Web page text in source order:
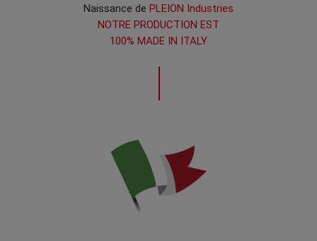
Naissance de PLEION Industries
NOTRE PRODUCTION EST
100% MADE IN ITALY